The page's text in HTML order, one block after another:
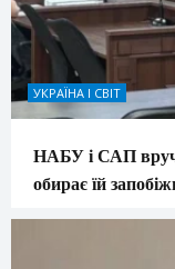
УКРАЇНА І СВІТ
НАБУ і САП
обирає їй